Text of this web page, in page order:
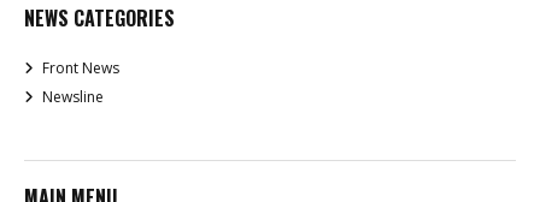
NEWS CATEGORIES
Front News
Newsline